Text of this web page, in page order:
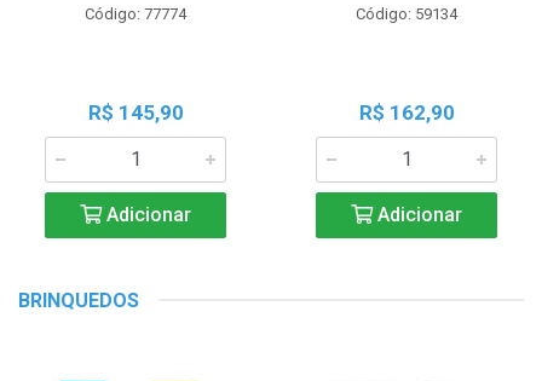
Código: 77774
R$ 145,90
Adicionar
Código: 59134
R$ 162,90
Adicionar
BRINQUEDOS